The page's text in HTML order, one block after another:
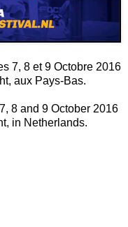
7, 8 et 9 Octobre 2016
aux Pays-Bas.
8 and 9 October 2016
in Netherlands.